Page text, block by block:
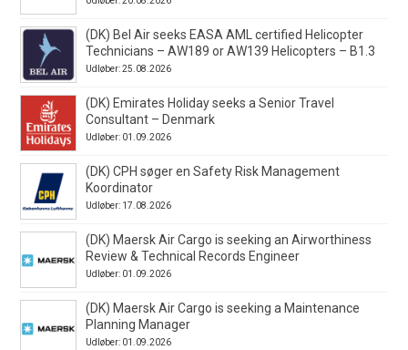
(DK) Bel Air seeks EASA AML certified Helicopter
Technicians – AW189 or AW139 Helicopters – B1.3
Udløber: 25.08.2026
(DK) Emirates Holiday seeks a Senior Travel
Consultant – Denmark
Udløber: 01.09.2026
(DK) CPH søger en Safety Risk Management
Koordinator
Udløber: 17.08.2026
(DK) Maersk Air Cargo is seeking an Airworthiness
Review & Technical Records Engineer
Udløber: 01.09.2026
(DK) Maersk Air Cargo is seeking a Maintenance
Planning Manager
Udløber: 01.09.2026